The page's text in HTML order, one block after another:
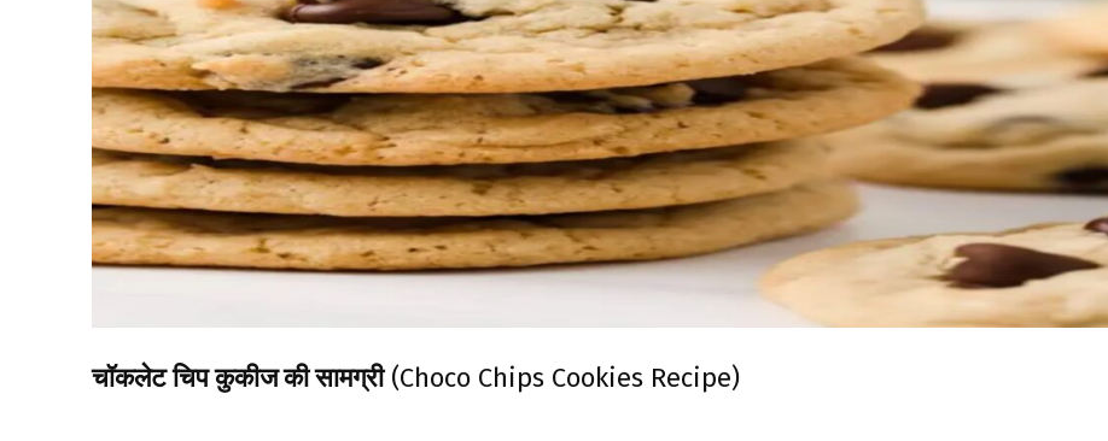
चॉकलेट चिप कुकीज की सामग्री(Choco Chips Cookies Recipe)